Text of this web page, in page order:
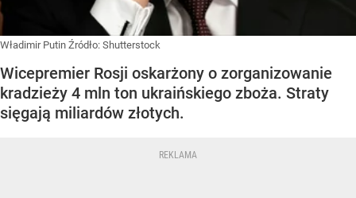
Władimir Putin Źródło: Shutterstock
Wicepremier Rosji oskarżony o zorganizowanie
kradzieży 4 mln ton ukraińskiego zboża. Straty
sięgają miliardów złotych.